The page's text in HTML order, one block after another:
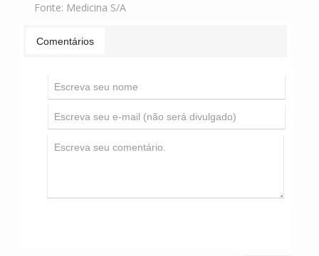
Fonte: Medicina S/A
Comentários